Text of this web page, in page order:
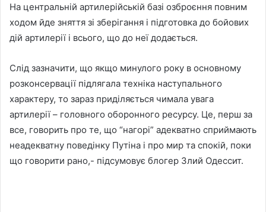
На центральній артилерійській базі озброєння повним
ходом йде зняття зі зберігання і підготовка до бойових
дій артилерії і всього, що до неї додається.
Слід зазначити, що якщо минулого року в основному
розконсервації підлягала техніка наступального
характеру, то зараз приділяється чимала увага
артилерії – головного оборонного ресурсу. Це, перш за
все, говорить про те, що “нагорі” адекватно сприймають
неадекватну поведінку Путіна і про мир та спокій, поки
що говорити рано,- підсумовує блогер Злий Одессит.